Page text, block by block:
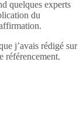
quelques experts
du
j’avais rédigé sur
référencement.